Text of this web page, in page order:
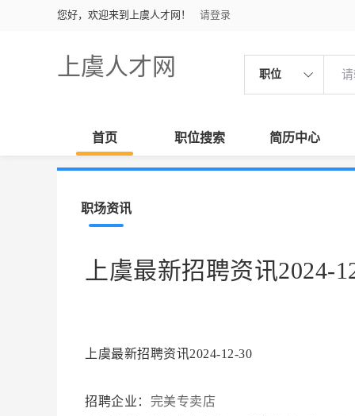
您好，欢迎来到上虞人才网！ 请登录
上虞人才网 职位
首页 职位搜索 简历中心
职场资讯
上虞最新招聘资讯2024-
上虞最新招聘资讯2024-12-30
招聘企业： 完美专卖店